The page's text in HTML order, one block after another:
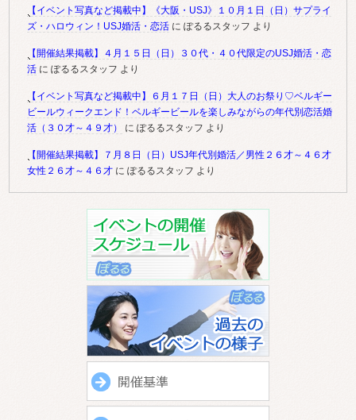
【イベント写真など掲載中】《大阪・USJ》１０月１日（日）サプライ
ズ・ハロウィン！USJ婚活・恋活 にぽるるスタッフ より
【開催結果掲載】４月１５日（日）３０代・４０代限定のUSJ婚活・恋
活 にぽるるスタッフ より
【イベント写真など掲載中】６月１７日（日）大人のお祭り♡ベルギー
ビールウィークエンド！ベルギービールを楽しみながらの年代別恋活婚
活（３０才～４９才）
にぽるるスタッフ より
【開催結果掲載】７月８日（日）USJ年代別婚活／男性２６才～４６才
女性２６才～４６才 にぽるるスタッフ より